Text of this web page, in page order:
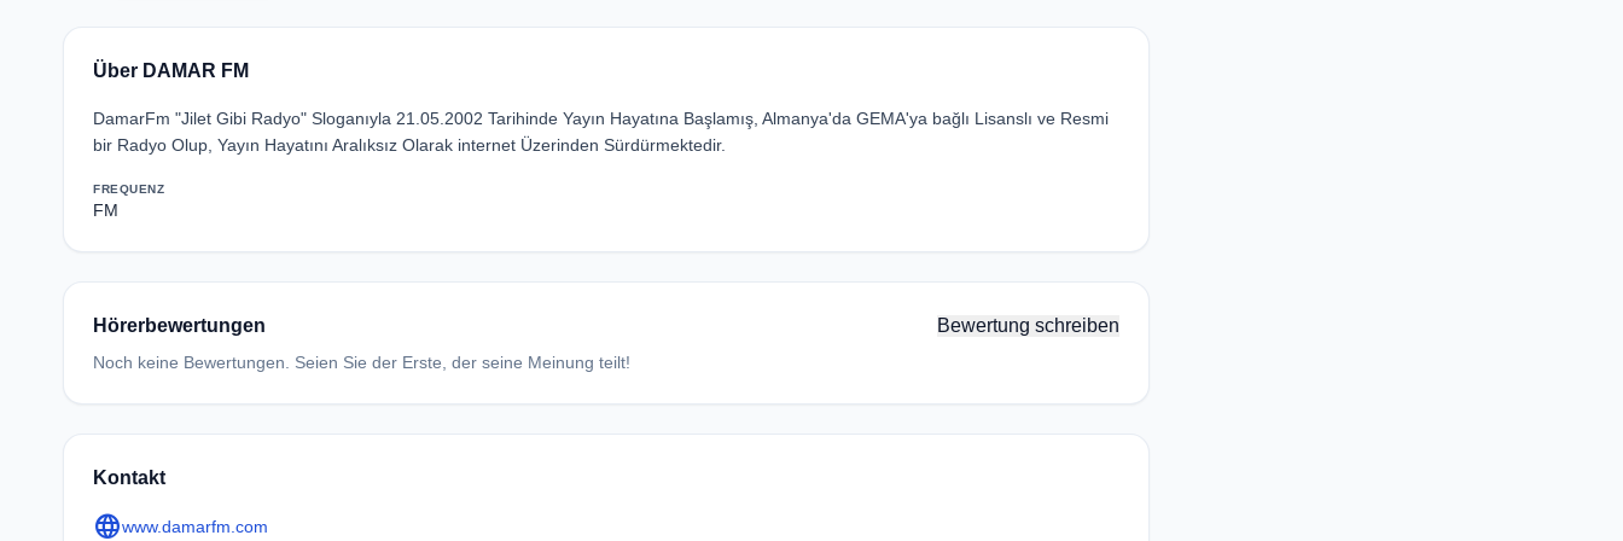
Über DAMAR FM
DamarFm "Jilet Gibi Radyo" Sloganıyla 21.05.2002 Tarihinde Yayın Hayatına Başlamış, Almanya'da GEMA'ya bağlı Lisanslı ve Resmi
bir Radyo Olup, Yayın Hayatını Aralıksız Olarak internet Üzerinden Sürdürmektedir.
FREQUENZ
FM
Hörerbewertungen Bewertung schreiben
Noch keine Bewertungen. Seien Sie der Erste, der seine Meinung teilt!
Kontakt
languagewww.damarfm.com